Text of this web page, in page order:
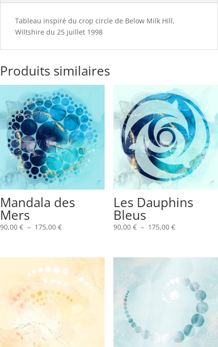
Tableau inspiré du crop circle de Below Milk Hill,
Wiltshire du 25 juillet 1998
Produits similaires
Mandala des
Mers
90,00 € – 175,00 €Plage
90,00 €
à
175,00 €
Les Dauphins
Bleus
90,00 € – 175,00 €Plage
90,00 €
175,00 €